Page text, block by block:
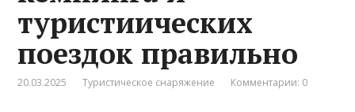
туристиических
поездок правильно
20.03.2025 Туристическое снаряжение Комментарии: 0